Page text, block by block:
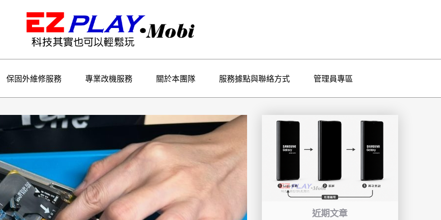
保固外維修服務 專業改機服務 關於本團隊 服務據點與聯絡方式 管理員專區
近期文章